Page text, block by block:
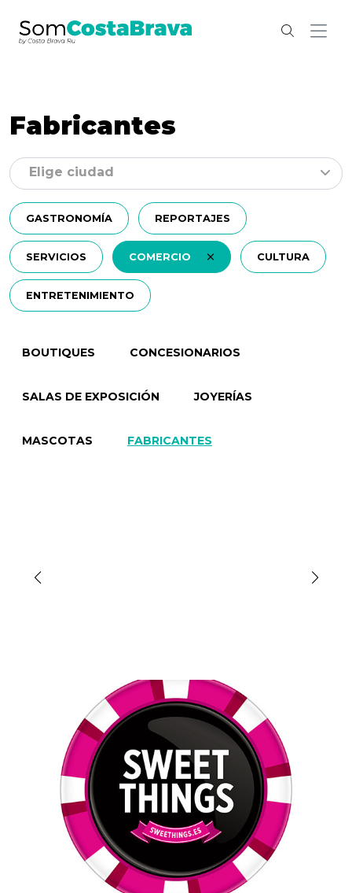
Fabricantes
GASTRONOMÍA REPORTAJES
SERVICIOS COMERCIO CULTURA
ENTRETENIMIENTO
Elige ciudad
BOUTIQUES CONCESIONARIOS
SALAS DE EXPOSICIÓN JOYERÍAS
MASCOTAS FABRICANTES